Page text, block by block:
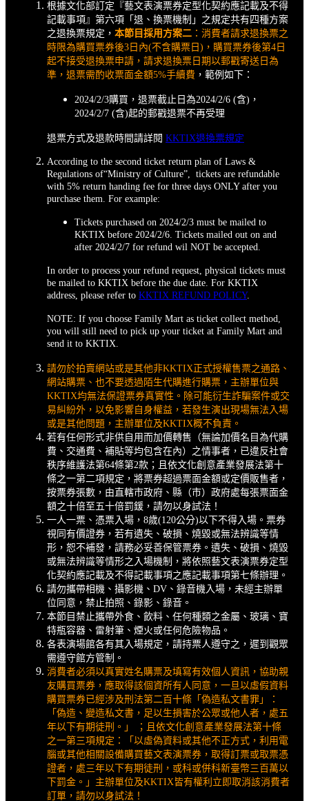
根據文化部訂定『藝文表演票券定型化契約應記載及不得
記載事項』第六項「退、換票機制」之規定共有四種方案
之退換票規定， 本節目採用方案二 ：消費者請求退換票之
時限為購買票券後3日內(不含購票日)，購買票券後第4日
起不接受退換票申請，請求退換票日期以郵戳寄送日為
準，退票需酌收票面金額5%手續費 ，範例如下：
2024/2/3購買，退票截止日為2024/2/6 (含)，
2024/2/7 (含)起的郵戳退票不再受理
退票方式及退款時間請詳閱 KKTIX退換票規定
According to the second ticket return plan of Laws &
Regulations of“Ministry of Culture”, tickets are refundable
with 5% return handing fee for three days ONLY after you
purchase them. For example:
Tickets purchased on 2024/2/3 must be mailed to
KKTIX before 2024/2/6. Tickets mailed out on and
after 2024/2/7 for refund wil NOT be accepted.
In order to process your refund request, physical tickets must
be mailed to KKTIX before the due date. For KKTIX
address, please refer to KKTIX REFUND POLICY.
NOTE: If you choose Family Mart as ticket collect method,
you will still need to pick up your ticket at Family Mart and
send it to KKTIX.
請勿於拍賣網站或是其他非KKTIX正式授權售票之通路、
網站購票、也不要透過陌生代購進行購票，主辦單位與
KKTIX均無法保證票券真實性。除可能衍生詐騙案件或交
易糾紛外，以免影響自身權益，若發生演出現場無法入場
或是其他問題，主辦單位及KKTIX概不負責。
若有任何形式非供自用而加價轉售（無論加價名目為代購
費、交通費、補貼等均包含在內）之情事者，已違反社會
秩序維護法第64條第2款；且依文化創意產業發展法第十
條之一第二項規定，將票券超過票面金額或定價販售者，
按票券張數，由直轄市政府、縣（市）政府處每張票面金
額之十倍至五十倍罰鍰，請勿以身試法！
一人一票、憑票入場，8歲(120公分)以下不得入場。票券
視同有價證券，若有遺失、破損、燒毀或無法辨識等情
形，恕不補發，請務必妥善保管票券。遺失、破損、燒毀
或無法辨識等情形之入場機制，將依照藝文表演票券定型
化契約應記載及不得記載事項之應記載事項第七條辦理。
請勿攜帶相機、攝影機、DV、錄音機入場，未經主辦單
位同意，禁止拍照、錄影、錄音。
本節目禁止攜帶外食、飲料、任何種類之金屬、玻璃、寶
特瓶容器、雷射筆、煙火或任何危險物品。
各表演場館各有其入場規定，請持票人遵守之，遲到觀眾
需遵守館方管制。
消費者必須以真實姓名購票及填寫有效個人資訊，協助親
友購買票券，應取得該個資所有人同意，一旦以虛假資料
購買票券已經涉及刑法第二百十條「偽造私文書罪」：
「偽造、變造私文書，足以生損害於公眾或他人者，處五
年以下有期徒刑。」 ；且依文化創意產業發展法第十條
之一第三項規定：「以虛偽資料或其他不正方式，利用電
腦或其他相關設備購買藝文表演票券，取得訂票或取票憑
證者，處三年以下有期徒刑，或科或併科新臺幣三百萬以
下罰金。」主辦單位及KKTIX皆有權利立即取消該消費者
訂單，請勿以身試法！